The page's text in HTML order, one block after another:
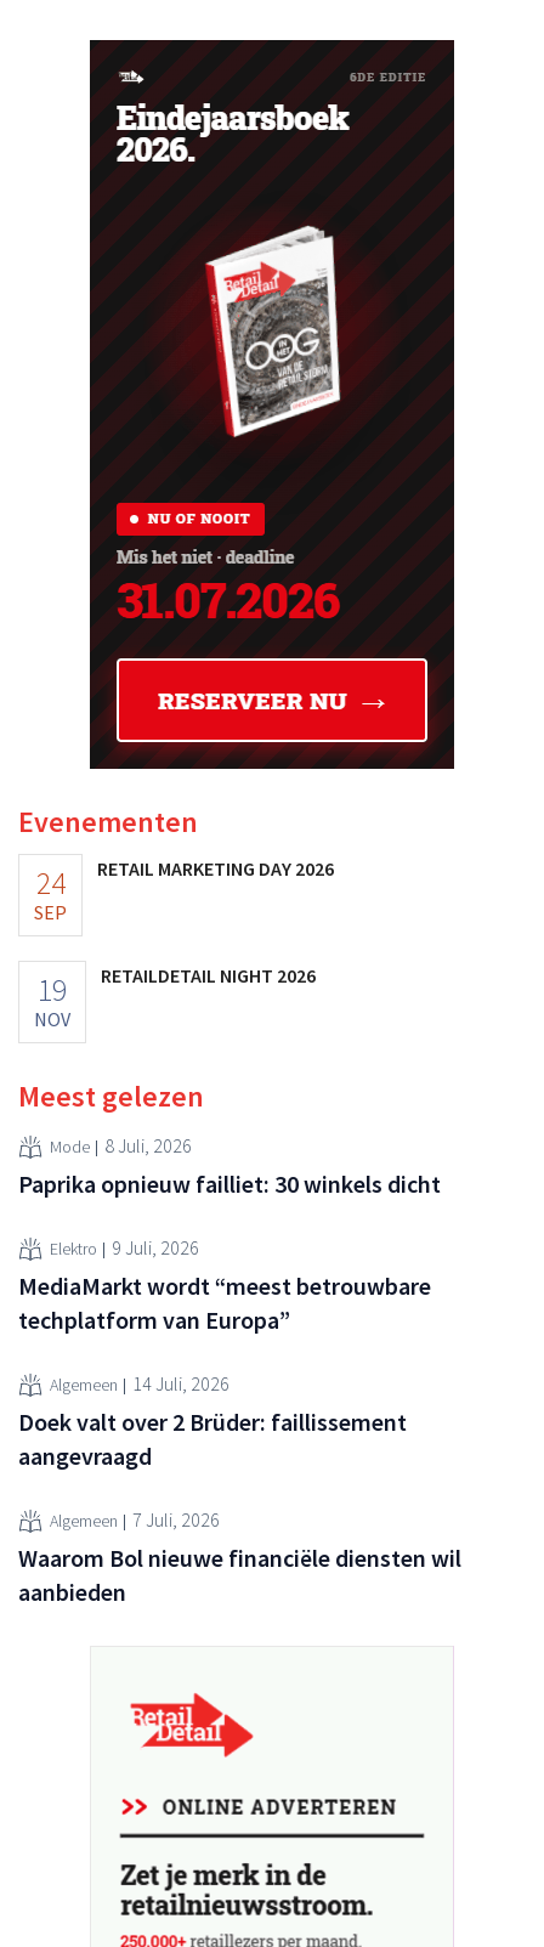
uitbouwen.
Evenementen
24
SEP
RETAIL MARKETING DAY 2026
19
NOV
RETAILDETAIL NIGHT 2026
Meest gelezen
Mode 8 Juli, 2026
Paprika opnieuw failliet: 30 winkels dicht
Elektro 9 Juli, 2026
MediaMarkt wordt “meest betrouwbare
techplatform van Europa”
Algemeen 14 Juli, 2026
Doek valt over 2 Brüder: faillissement
aangevraagd
Algemeen 7 Juli, 2026
Waarom Bol nieuwe financiële diensten wil
aanbieden